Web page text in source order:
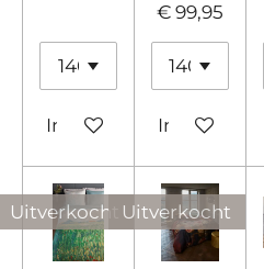
In winkelwagen
€ 99,95
In
Uitverkocht Uitverkocht